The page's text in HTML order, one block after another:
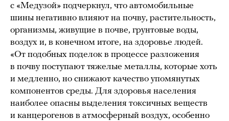
с «Медузой» подчеркнул, что автомобильные
шины негативно влияют на почву, растительность,
организмы, живущие в почве, грунтовые воды,
воздух и, в конечном итоге, на здоровье людей.
«От подобных поделок в процессе разложения
в почву поступают тяжелые металлы, которые хоть
и медленно, но снижают качество упомянутых
компонентов среды. Для здоровья населения
наиболее опасны выделения токсичных веществ
и канцерогенов в атмосферный воздух, особенно